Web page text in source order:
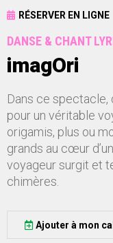
RÉSERVER EN LIGNE
DANSE & CHANT
imagOri
Dans ce spectacle,
pour un véritable
origamis, plus ou
grands au cœur
voyageur surgit et
chimères.
Ajouter à mon